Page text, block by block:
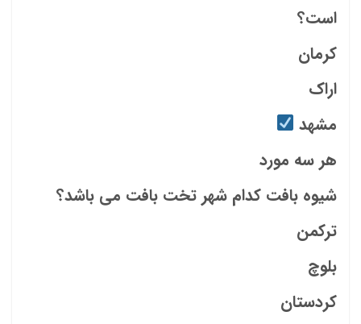
است؟
کرمان
اراک
مشهد
هر سه مورد
شیوه بافت کدام شهر تخت بافت می باشد؟
ترکمن
بلوچ
کردستان